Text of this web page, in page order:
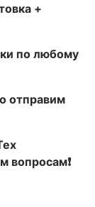
+
по любому
отправим
вопросам❗